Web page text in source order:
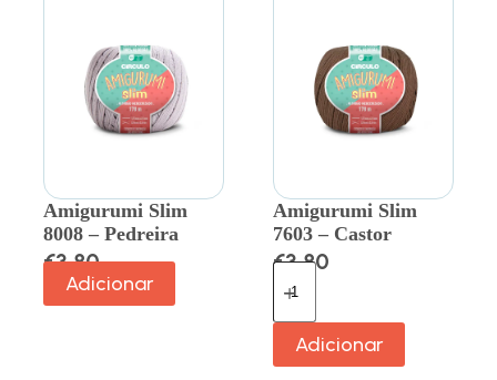
Amigurumi Slim
8008 – Pedreira
€3.80
Adicionar
Amigurumi Slim
7603 – Castor
€3.80
Adicionar